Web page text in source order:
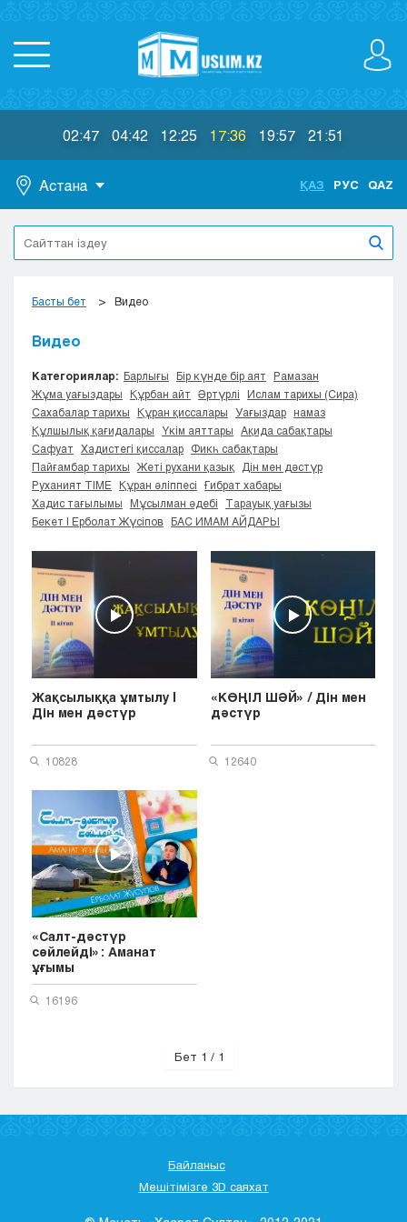
02:47 04:42 12:25 17:36 19:57 21:51
Астана
Астана
Алматы
Жезказган
Кокшетау
Костанай
Кызылорда
Павлодар
Петропавловск
Семей
Талдыкорган
Туркестан
Уральск
Усть-Каменогорск
Шымкент
ҚАЗ РУС QAZ
Басты бет Видео
Видео
Категориялар: Барлығы Бір күнде бір аят
Рамазан
Жұма уағыздары
Құрбан айт Әртүрлі
Ислам тарихы (Сира)
Сахабалар тарихы
Құран қиссалары Уағыздар
намаз
Құлшылық қағидалары
Үкім аяттары
Ақида сабақтары
Сафуат
Хадистегі қиссалар
Фикһ сабақтары
Пайғамбар тарихы
Жеті рухани қазық
Дін мен дәстүр
Руханият TIME
Құран әліппесі
Ғибрат хабары
Хадис тағылымы
Мұсылман әдебі
Тарауық уағызы
Бекет | Ерболат Жүсіпов
БАС ИМАМ АЙДАРЫ
Жақсылыққа ұмтылу |
Дін мен дәстүр
10828
«КӨҢІЛ ШӘЙ» / Дін мен
дәстүр
12640
«Салт-дәстүр
сөйлейді»: Аманат
ұғымы
16196
Бет 1 / 1
Байланыс
Мешітімізге 3D саяхат